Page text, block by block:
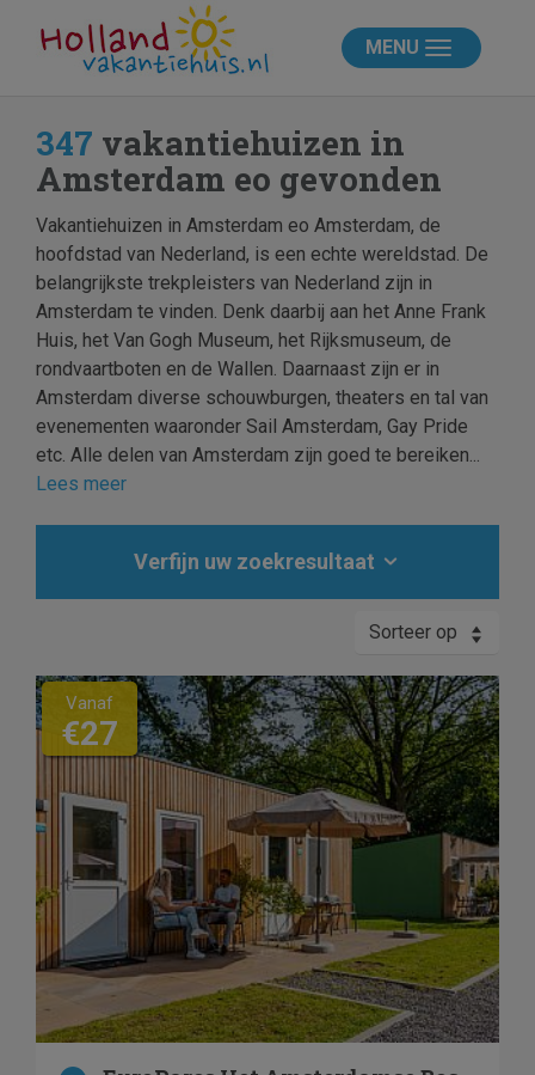
MENU
347 vakantiehuizen in
Amsterdam eo gevonden
Vakantiehuizen in Amsterdam eo Amsterdam, de
hoofdstad van Nederland, is een echte wereldstad. De
belangrijkste trekpleisters van Nederland zijn in
Amsterdam te vinden. Denk daarbij aan het Anne Frank
Huis, het Van Gogh Museum, het Rijksmuseum, de
rondvaartboten en de Wallen. Daarnaast zijn er in
Amsterdam diverse schouwburgen, theaters en tal van
evenementen waaronder Sail Amsterdam, Gay Pride
etc. Alle delen van Amsterdam zijn goed te bereiken...
Lees meer
Verfijn uw zoekresultaat
Sorteer op
Vanaf
€27